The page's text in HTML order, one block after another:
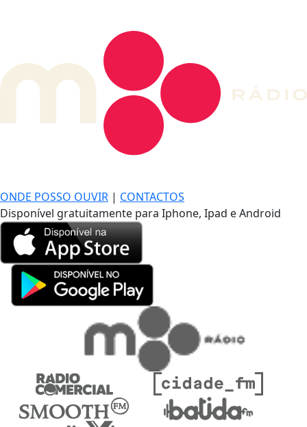
ONDE POSSO OUVIR | CONTACTOS
Disponível gratuitamente para Iphone, Ipad e Android